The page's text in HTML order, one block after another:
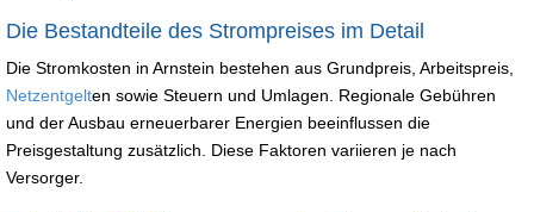
Die Bestandteile des Strompreises im Detail
Die Stromkosten in Arnstein bestehen aus Grundpreis, Arbeitspreis,
Netzentgelten sowie Steuern und Umlagen. Regionale Gebühren
und der Ausbau erneuerbarer Energien beeinflussen die
Preisgestaltung zusätzlich. Diese Faktoren variieren je nach
Versorger.